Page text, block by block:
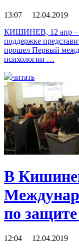
13:07 12.04.2019
КИШИНЕВ, 12 апр –
поддержке
прошел Первый
психологии …
читать
В
по
12:04 12.04.2019